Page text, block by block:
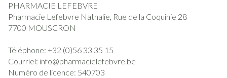
PHARMACIE LEFEBVRE
Pharmacie Lefebvre Nathalie, Rue de la Coquinie 28
7700 MOUSCRON
Téléphone: +32 (0)56 33 35 15
Courriel: info@pharmacielefebvre.be
Numéro de licence: 540703